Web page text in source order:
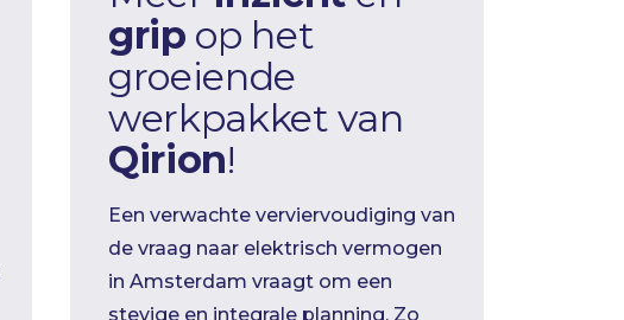
grip op het
groeiende
werkpakket van
Qirion!
Een verwachte verviervoudiging van
de vraag naar elektrisch vermogen
in Amsterdam vraagt om een
stevige en integrale planning. Zo